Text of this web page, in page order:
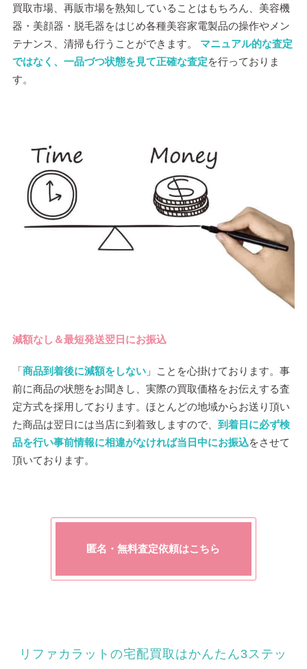
買取市場、再販市場を熟知していることはもちろん、美容機
器・美顔器・脱毛器をはじめ各種美容家電製品の操作やメン
テナンス、清掃も行うことができます。 マニュアル的な査定
ではなく、一品づつ状態を見て正確な査定を行っておりま
す。
減額なし＆最短発送翌日にお振込
「商品到着後に減額をしない」ことを心掛けております。事
前に商品の状態をお聞きし、実際の買取価格をお伝えする査
定方式を採用しております。ほとんどの地域からお送り頂い
た商品は翌日には当店に到着致しますので、 到着日に必ず検
品を行い事前情報に相違がなければ当日中にお振込をさせて
頂いております。
匿名・無料査定依頼はこちら
リファカラットの宅配買取はかんたん3ステッ